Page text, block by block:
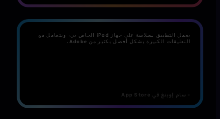
يعمل التطبيق بسلاسة على جهاز iPad الخاص بي، ويتعامل مع
التعليقات الكبيرة بشكل أفضل بكثير من Adobe.
- سام إوينغ في App Store